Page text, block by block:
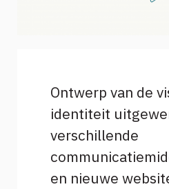
Ontwerp van de
identiteit
verschillende
en nieuwe